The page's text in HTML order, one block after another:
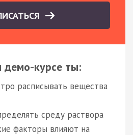
демо-курсе ты:
расписывать вещества
среду раствора
факторы влияют на